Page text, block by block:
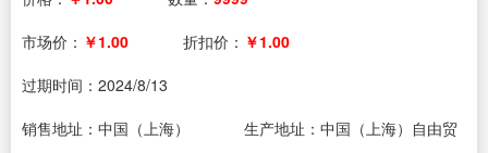
市场价： ￥1.00 折扣价： ￥1.00
过期时间： 2024/8/13
销售地址：中国（上海）
生产地址：中国（上海）自由贸